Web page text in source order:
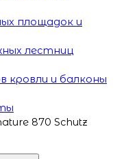
площадок и
лестниц
кровли и балконы
870 Schutz